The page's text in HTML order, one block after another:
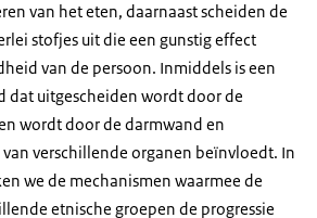
van het eten, daarnaast scheiden de
stofjes uit die een gunstig effect
van de persoon. Inmiddels is een
dat uitgescheiden wordt door de
wordt door de darmwand en
verschillende organen beïnvloedt. In
we de mechanismen waarmee de
etnische groepen de progressie